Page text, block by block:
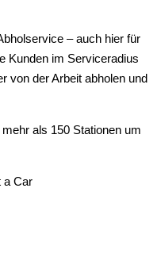
– auch hier für
Kunden im Serviceradius
von der Arbeit abholen und
als 150 Stationen um